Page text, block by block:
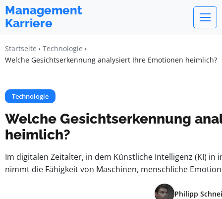
Management
Karriere
Startseite
Technologie
Welche Gesichtserkennung analysiert Ihre Emotionen heimlich?
Technologie
Welche Gesichtserkennung
heimlich?
Im digitalen Zeitalter, in dem Künstliche Intelligenz (KI)
nimmt die Fähigkeit von Maschinen, menschliche
Philipp